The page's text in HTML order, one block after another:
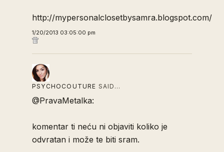
http://mypersonalclosetbysamra.blogspot.com/
1/20/2013 03:05:00 pm
PSYCHOCOUTURE SAID…
@PravaMetalka:
komentar ti neću ni objaviti koliko je
odvratan i može te biti sram.